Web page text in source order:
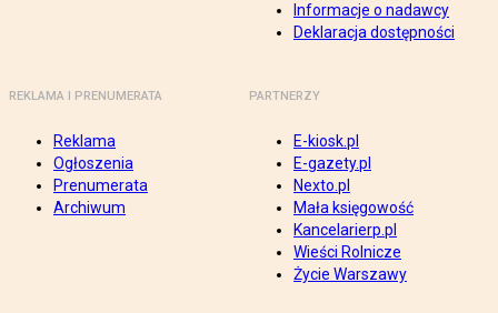
Informacje o nadawcy
Deklaracja dostępności
REKLAMA I PRENUMERATA
Reklama
Ogłoszenia
Prenumerata
Archiwum
PARTNERZY
E-kiosk.pl
E-gazety.pl
Nexto.pl
Mała księgowość
Kancelarierp.pl
Wieści Rolnicze
Życie Warszawy